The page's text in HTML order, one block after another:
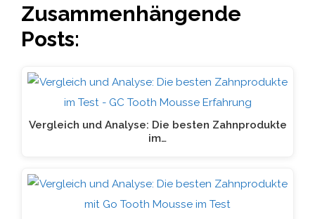
Zusammenhängende
Posts:
Vergleich und Analyse: Die besten Zahnprodukte
im…